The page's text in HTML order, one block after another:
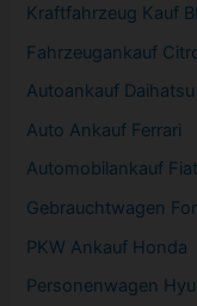
Kraftfahrzeug Kauf
Fahrzeugankauf
Autoankauf Daihatsu
Auto Ankauf Ferrari
Automobilankauf Fiat
Gebrauchtwagen
PKW Ankauf Honda
Personenwagen